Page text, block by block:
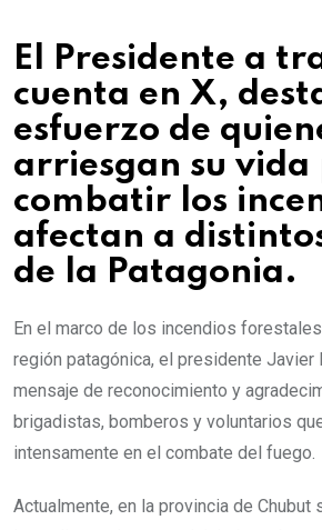
El Presidente a
cuenta en X,
esfuerzo de
arriesgan su vida
combatir los
afectan a
de la Patagonia.
En el marco de los incendios
región patagónica, el presidente Javier
mensaje de reconocimiento y
brigadistas, bomberos y voluntarios
intensamente en el combate del fuego.
Actualmente, en la provincia de Chubut